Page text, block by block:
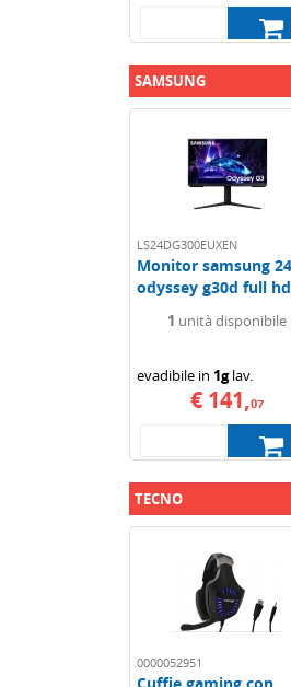
SAMSUNG
LS24DG300EUXEN
Monitor samsung
odyssey g30d full
1 unità disponibile
evadibile in 1glav.
€ 141,07
TECNO
0000052951